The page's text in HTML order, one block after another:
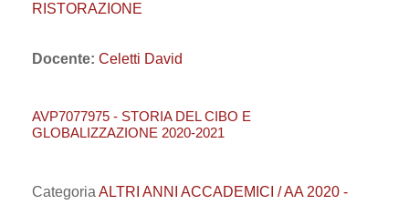
RISTORAZIONE
Docente: Celetti David
AVP7077975 - STORIA DEL CIBO E
GLOBALIZZAZIONE 2020-2021
Categoria ALTRI ANNI ACCADEMICI / AA 2020 -